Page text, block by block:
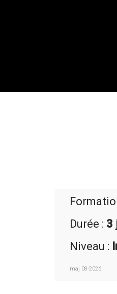
Durée : 3
Niveau :
maj 08-2026